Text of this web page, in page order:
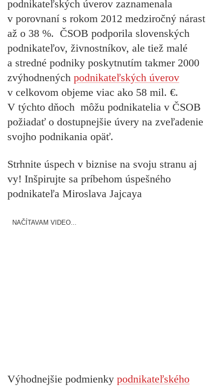
podnikateľských úverov zaznamenala
v porovnaní s rokom 2012 medziročný nárast
až o 38 %. ČSOB podporila slovenských
podnikateľov, živnostníkov, ale tiež malé
a stredné podniky poskytnutím takmer 2000
zvýhodnených podnikateľských úverov
v celkovom objeme viac ako 58 mil. €.
V týchto dňoch môžu podnikatelia v ČSOB
požiadať o dostupnejšie úvery na zveľadenie
svojho podnikania opäť.
Strhnite úspech v biznise na svoju stranu aj
vy! Inšpirujte sa príbehom úspešného
podnikateľa Miroslava Jajcaya
NAČÍTAVAM VIDEO...
Výhodnejšie podmienky podnikateľského